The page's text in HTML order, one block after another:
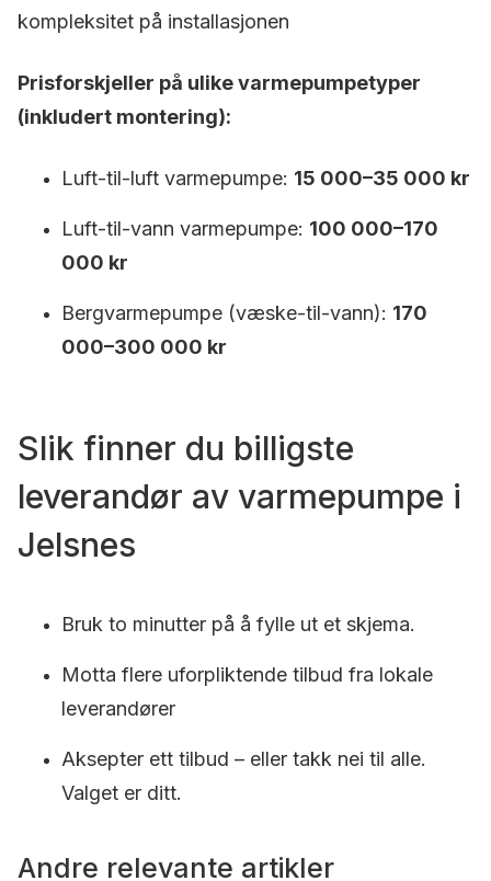
kompleksitet på installasjonen
Prisforskjeller på ulike varmepumpetyper
(inkludert montering):
Luft-til-luft varmepumpe: 15 000–35 000 kr
Luft-til-vann varmepumpe: 100 000–170
000 kr
Bergvarmepumpe (væske-til-vann): 170
000–300 000 kr
Slik finner du billigste
leverandør av varmepumpe i
Jelsnes
Bruk to minutter på å fylle ut et skjema.
Motta flere uforpliktende tilbud fra lokale
leverandører
Aksepter ett tilbud – eller takk nei til alle.
Valget er ditt.
Andre relevante artikler